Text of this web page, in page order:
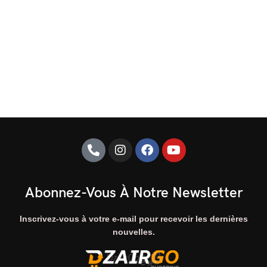
Abonnez-Vous À Notre Newsletter
Inscrivez-vous à votre e-mail pour recevoir les dernières
nouvelles.